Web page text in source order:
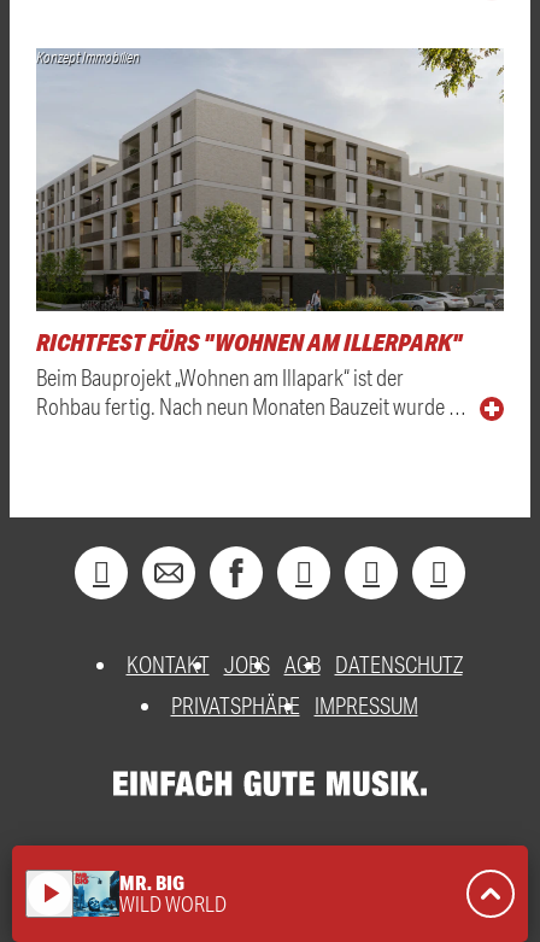
Konzept Immobilien
RICHTFEST FÜRS "WOHNEN AM ILLERPARK"
Beim Bauprojekt „Wohnen am Illapark“ ist der
Rohbau fertig. Nach neun Monaten Bauzeit wurde …
KONTAKT JOBS AGB DATENSCHUTZ
PRIVATSPHÄRE
IMPRESSUM
play_arrow MR. BIG
WILD WORLD